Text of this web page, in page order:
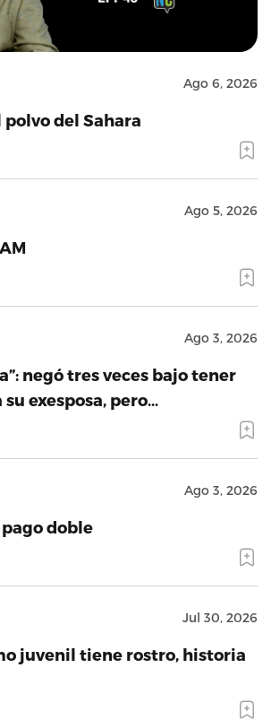
Ago 6, 2026
del Sahara
Ago 5, 2026
Ago 3, 2026
negó tres veces bajo tener
exesposa, pero…
Ago 3, 2026
doble
Jul 30, 2026
juvenil tiene rostro, historia